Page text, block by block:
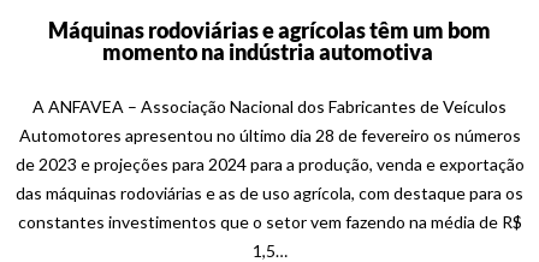
Máquinas rodoviárias e agrícolas têm um bom
momento na indústria automotiva
A ANFAVEA – Associação Nacional dos Fabricantes de Veículos
Automotores apresentou no último dia 28 de fevereiro os números
de 2023 e projeções para 2024 para a produção, venda e exportação
das máquinas rodoviárias e as de uso agrícola, com destaque para os
constantes investimentos que o setor vem fazendo na média de R$
1,5…